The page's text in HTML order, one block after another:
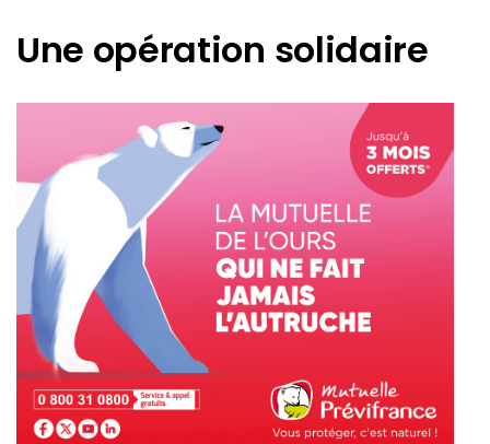
Une opération solidaire